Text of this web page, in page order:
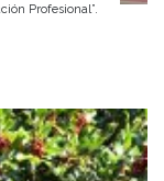
Profesional”.